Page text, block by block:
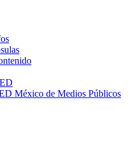
México de Medios Públicos